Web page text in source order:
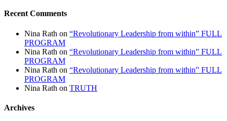
Recent Comments
Nina Rath on “Revolutionary Leadership from within” FULL
PROGRAM
Nina Rath on “Revolutionary Leadership from within” FULL
PROGRAM
Nina Rath on “Revolutionary Leadership from within” FULL
PROGRAM
Nina Rath on TRUTH
Archives